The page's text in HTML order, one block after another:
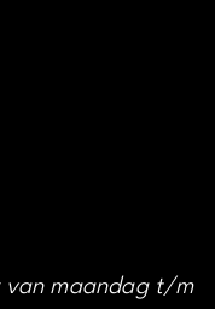
van maandag t/m